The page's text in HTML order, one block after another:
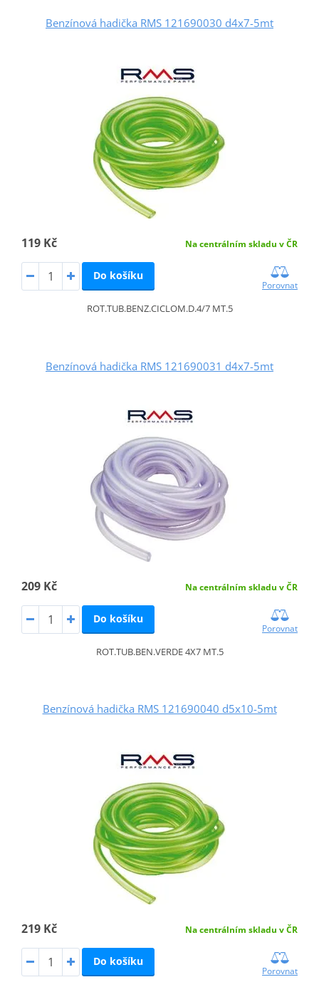
Benzínová hadička RMS 121690030 d4x7-5mt
119 Kč Na centrálním skladu v ČR
Do košíku
Porovnat
ROT.TUB.BENZ.CICLOM.D.4/7 MT.5
Benzínová hadička RMS 121690031 d4x7-5mt
209 Kč Na centrálním skladu v ČR
Do košíku
Porovnat
ROT.TUB.BEN.VERDE 4X7 MT.5
Benzínová hadička RMS 121690040 d5x10-5mt
219 Kč Na centrálním skladu v ČR
Do košíku
Porovnat